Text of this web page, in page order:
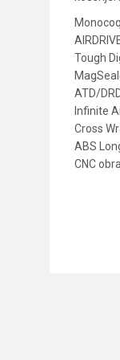
Tough
ATD/
Infinite
Cross
ABS
CNC